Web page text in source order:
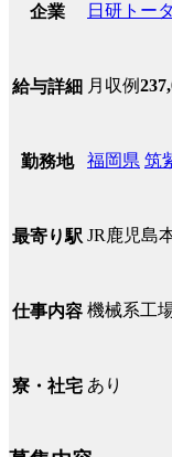
企業 日研トー
給与詳細 月収例
勤務地 福岡県 筑
最寄り駅 JR鹿児島
仕事内容 機械系工
寮・社宅 あり